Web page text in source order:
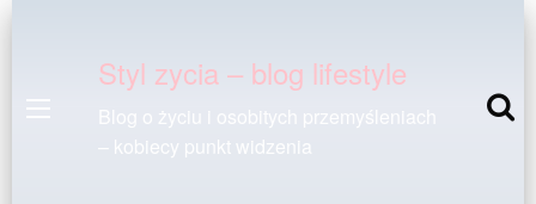
Styl zycia – blog lifestyle
– kobiecy punkt widzenia